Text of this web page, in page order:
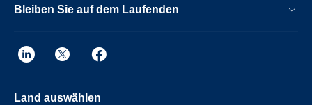
Bleiben Sie auf dem Laufenden
Land auswählen